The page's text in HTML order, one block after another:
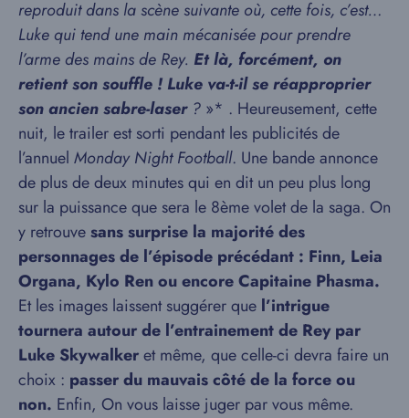
reproduit dans la scène suivante où, cette fois, c’est…
Luke qui tend une main mécanisée pour prendre
l’arme des mains de Rey. Et là, forcément, on
retient son souffle ! Luke va-t-il se réapproprier
son ancien sabre-laser? »* . Heureusement, cette
nuit, le trailer est sorti pendant les publicités de
l’annuel Monday Night Football. Une bande annonce
de plus de deux minutes qui en dit un peu plus long
sur la puissance que sera le 8ème volet de la saga. On
y retrouvesans surprise la majorité des
personnages de l’épisode précédant : Finn, Leia
Organa, Kylo Ren ou encore Capitaine Phasma.
Et les images laissent suggérer que l’intrigue
tournera autour de l’entrainement de Rey par
Luke Skywalkeret même, que celle-ci devra faire un
choix : passer du mauvais côté de la force ou
non. Enfin, On vous laisse juger par vous même.